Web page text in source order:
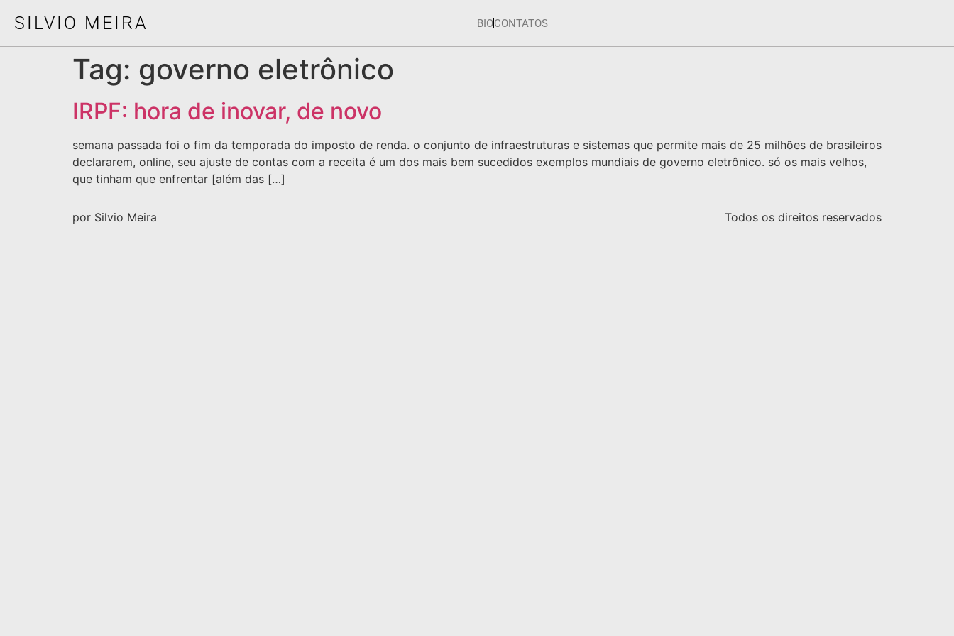
SILVIO MEIRA BIOCONTATOS
Tag: governo eletrônico
IRPF: hora de inovar, de novo
semana passada foi o fim da temporada do imposto de renda. o conjunto de infraestruturas e sistemas que permite mais de 25 milhões de brasileiros
declararem, online, seu ajuste de contas com a receita é um dos mais bem sucedidos exemplos mundiais de governo eletrônico. só os mais velhos,
que tinham que enfrentar [além das […]
por Silvio Meira Todos os direitos reservados